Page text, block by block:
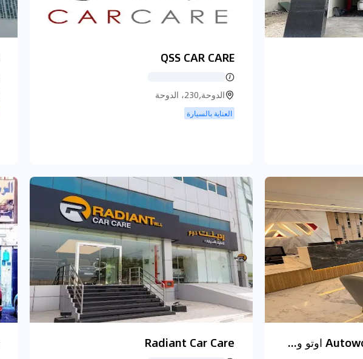
QSS CAR CARE
الدوحة,230، الدوحة
العناية بالسيارة
Autoworks Car Care Center اوتو وركس مركز العناية بالسيارات Radiant Car Care